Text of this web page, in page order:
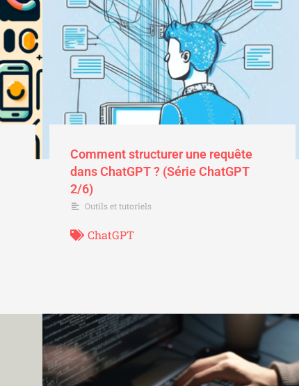
Comment structurer une requête
dans ChatGPT ? (Série ChatGPT
2/6)
Outils et tutoriels
ChatGPT